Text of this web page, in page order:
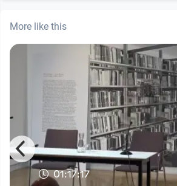
More like this
01:17:17